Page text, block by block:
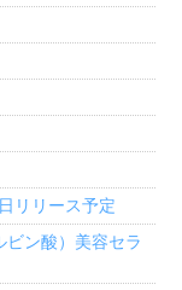
リリース予定
ビン酸）美容セラ